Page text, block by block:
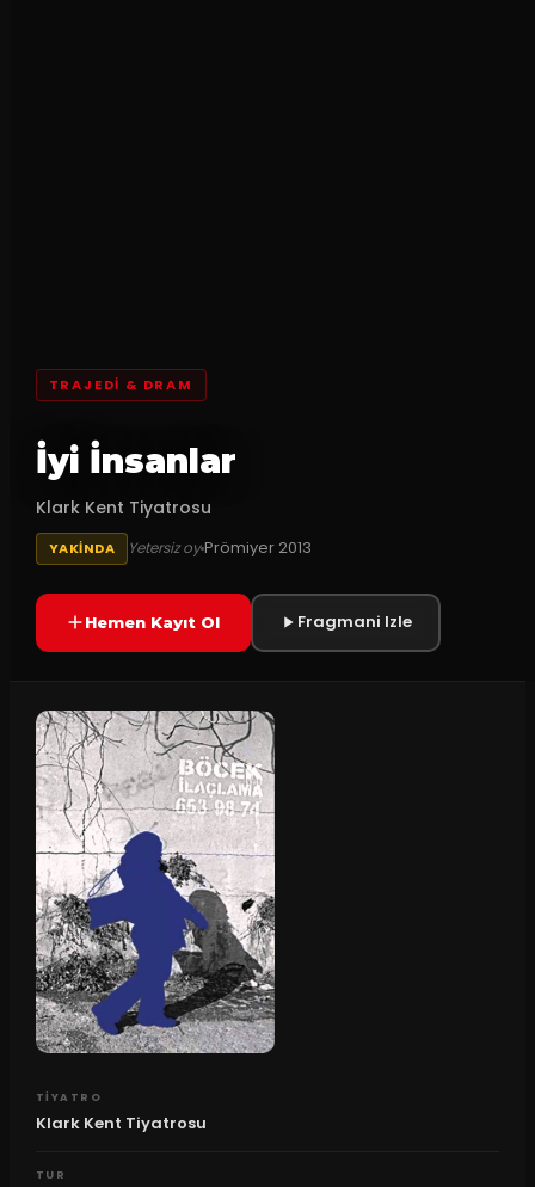
TRAJEDI & DRAM
İyi İnsanlar
Klark Kent Tiyatrosu
YAKINDA Yetersiz oyPrömiyer 2013
Hemen Kayıt Ol Fragmani Izle
TIYATRO
Klark Kent Tiyatrosu
TUR